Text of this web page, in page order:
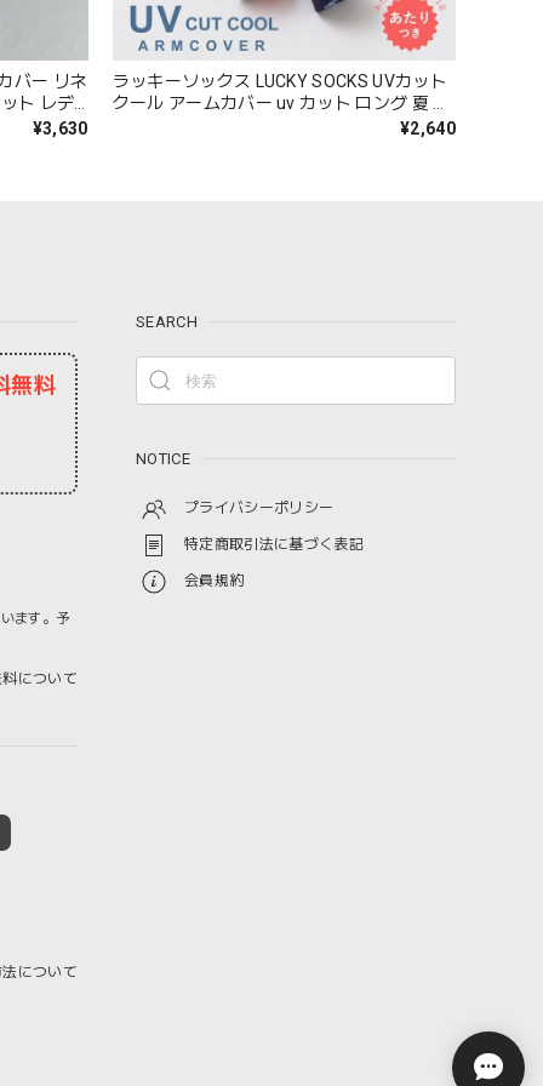
バー リネ
ト レデ
ラミー
¥3,630
ラッキーソックス LUCKY SOCKS UVカット
クール アームカバー uv カット ロング 夏 可
愛い ゆったり レディース 綿100％ コットン
¥2,640
無料
ます。予
について
について
SEARCH
NOTICE
プライバシーポリシー
特定商取引法に基づく表記
会員規約